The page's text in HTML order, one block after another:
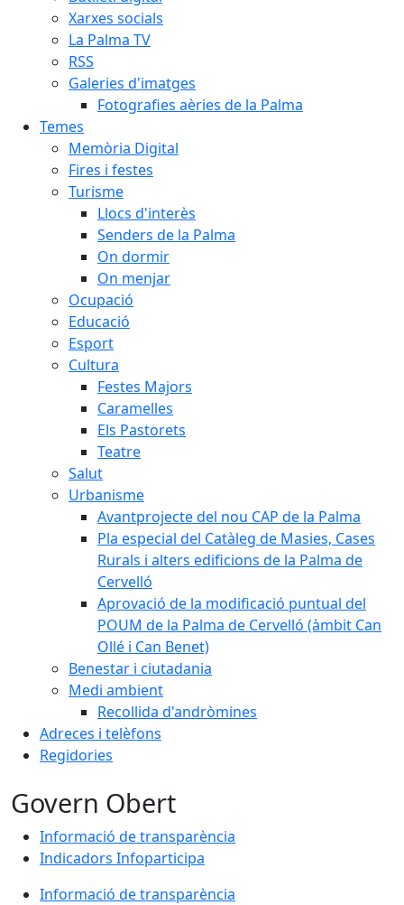
Xarxes socials
La Palma TV
RSS
Galeries d'imatges
Fotografies aèries de la Palma
Temes
Memòria Digital
Fires i festes
Turisme
Llocs d'interès
Senders de la Palma
On dormir
On menjar
Ocupació
Educació
Esport
Cultura
Festes Majors
Caramelles
Els Pastorets
Teatre
Salut
Urbanisme
Avantprojecte del nou CAP de la Palma
Pla especial del Catàleg de Masies, Cases
Rurals i alters edificions de la Palma de
Cervelló
Aprovació de la modificació puntual del
POUM de la Palma de Cervelló (àmbit Can
Ollé i Can Benet)
Benestar i ciutadania
Medi ambient
Recollida d'andròmines
Adreces i telèfons
Regidories
Govern Obert
Informació de transparència
Indicadors Infoparticipa
Informació de transparència